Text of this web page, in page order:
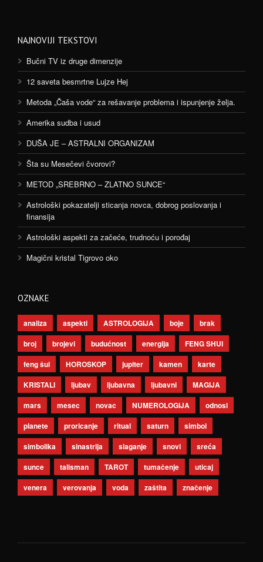
NAJNOVIJI TEKSTOVI
Bučni TV iz druge dimenzije
12 saveta besmrtne Lujze Hej
Metoda „Čaša vode“ za rešavanje problema i ispunjenje želja.
Amerika sudba i usud
DUŠA JE – ASTRALNI ORGANIZAM
Šta su Mesečevi čvorovi?
METOD „SREBRNO – ZLATNO SUNCE“
Astrološki pokazatelji sticanja novca, dobrog poslovanja i
finansija
Astrološki aspekti za začeće, trudnoću i porođaj
Magični kristal Tigrovo oko
OZNAKE
analiza aspekti ASTROLOGIJA boje
brak
broj
brojevi budućnost energija
FENG SHUI
feng šui
HOROSKOP jupiter kamen
karte
KRISTALI
ljubav ljubavna ljubavni
MAGIJA
mars
mesec novac NUMEROLOGIJA
odnosi
planete
proricanje ritual saturn
simbol
simbolika
sinastrija slaganje snovi
sreća
sunce
talisman TAROT tumačenje
uticaj
venera
verovanja voda zaštita značenje